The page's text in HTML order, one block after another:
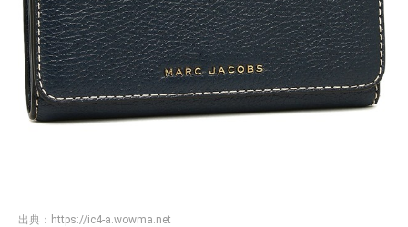
出典： https://ic4-a.wowma.net